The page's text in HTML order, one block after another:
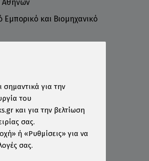
Αθηνών
Εμπορικό και Βιομηχανικό
σημαντικά για την
του
και για την βελτίωση
σας.
ή «Ρυθμίσεις» για να
σας.